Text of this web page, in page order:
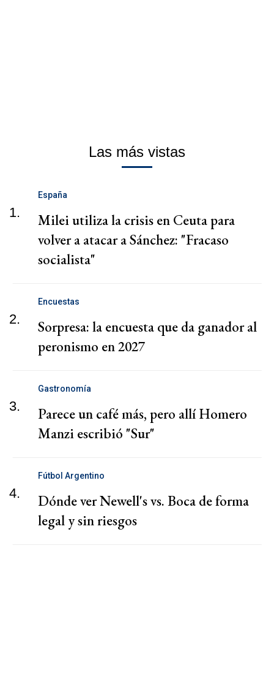
Las más vistas
1.
España
Milei utiliza la crisis en Ceuta para
volver a atacar a Sánchez: "Fracaso
socialista"
2.
Encuestas
Sorpresa: la encuesta que da ganador al
peronismo en 2027
3.
Gastronomía
Parece un café más, pero allí Homero
Manzi escribió "Sur"
4.
Fútbol Argentino
Dónde ver Newell's vs. Boca de forma
legal y sin riesgos